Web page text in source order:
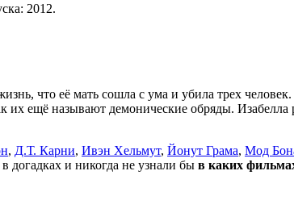
2012.
что её мать сошла с ума и убила трех
их ещё называют демонические обряды.
, Д.Т. Карни, Ивэн Хельмут, Йонут Грама, Мод
догадках и никогда не узнали бы в каких